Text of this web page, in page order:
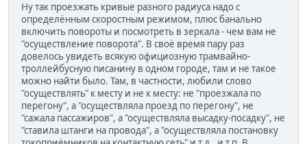
Ну так проезжать кривые разного радиуса надо с
определённым скоростным режимом, плюс банально
включить повороты и посмотреть в зеркала - чем вам не
"осуществление поворота". В своё время пару раз
довелось увидеть всякую официозную трамвайно-
троллейбусную писанину в одном городе, там и не такое
можно найти было. Там, в частности, любили слово
"осуществлять" к месту и не к месту: не "проезжала по
перегону", а "осуществляла проезд по перегону", не
"сажала пассажиров", а "осуществляла высадку-посадку", не
"ставила штанги на провода", а "осуществляла постановку